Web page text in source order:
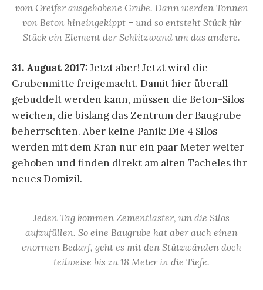
vom Greifer ausgehobene Grube. Dann werden Tonnen
von Beton hineingekippt – und so entsteht Stück für
Stück ein Element der Schlitzwand um das andere.
31. August 2017:Jetzt aber! Jetzt wird die
Grubenmitte freigemacht. Damit hier überall
gebuddelt werden kann, müssen die Beton-Silos
weichen, die bislang das Zentrum der Baugrube
beherrschten. Aber keine Panik: Die 4 Silos
werden mit dem Kran nur ein paar Meter weiter
gehoben und finden direkt am alten Tacheles ihr
neues Domizil.
Jeden Tag kommen Zementlaster, um die Silos
aufzufüllen. So eine Baugrube hat aber auch einen
enormen Bedarf, geht es mit den Stützwänden doch
teilweise bis zu 18 Meter in die Tiefe.